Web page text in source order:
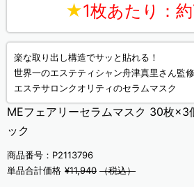
★1枚あたり：
楽な取り出し構造でサッと貼れる！
世界一のエステティシャン舟津真里さん監修
エステサロンクオリティのセラムマスク
MEフェアリーセラムマスク 30枚×3
ック
商品番号：P2113796
単品合計価格 ¥11,940 （税込）